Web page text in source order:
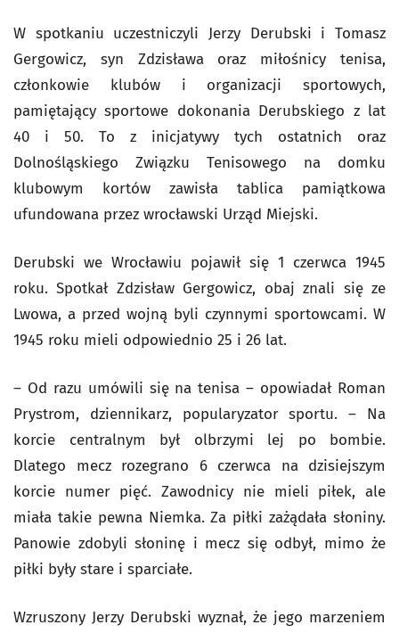
W spotkaniu uczestniczyli Jerzy Derubski i Tomasz
Gergowicz, syn Zdzisława oraz miłośnicy tenisa,
członkowie klubów i organizacji sportowych,
pamiętający sportowe dokonania Derubskiego z lat
40 i 50. To z inicjatywy tych ostatnich oraz
Dolnośląskiego Związku Tenisowego na domku
klubowym kortów zawisła tablica pamiątkowa
ufundowana przez wrocławski Urząd Miejski.
Derubski we Wrocławiu pojawił się 1 czerwca 1945
roku. Spotkał Zdzisław Gergowicz, obaj znali się ze
Lwowa, a przed wojną byli czynnymi sportowcami. W
1945 roku mieli odpowiednio 25 i 26 lat.
– Od razu umówili się na tenisa – opowiadał Roman
Prystrom, dziennikarz, popularyzator sportu. – Na
korcie centralnym był olbrzymi lej po bombie.
Dlatego mecz rozegrano 6 czerwca na dzisiejszym
korcie numer pięć. Zawodnicy nie mieli piłek, ale
miała takie pewna Niemka. Za piłki zażądała słoniny.
Panowie zdobyli słoninę i mecz się odbył, mimo że
piłki były stare i sparciałe.
Wzruszony Jerzy Derubski wyznał, że jego marzeniem